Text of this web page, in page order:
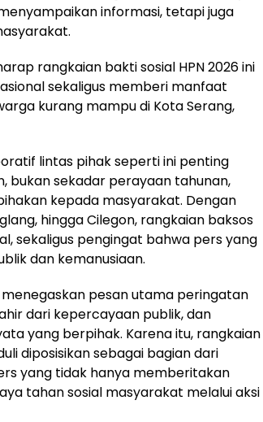
informasi, tetapi juga
rangkaian bakti sosial HPN 2026 ini
sekaligus memberi manfaat
kurang mampu di Kota Serang,
lintas pihak seperti ini penting
bukan sekadar perayaan tahunan,
kepada masyarakat. Dengan
hingga Cilegon, rangkaian baksos
sekaligus pengingat bahwa pers yang
dan kemanusiaan.
menegaskan pesan utama peringatan
dari kepercayaan publik, dan
yang berpihak. Karena itu, rangkaian
diposisikan sebagai bagian dari
yang tidak hanya memberitakan
tahan sosial masyarakat melalui aksi